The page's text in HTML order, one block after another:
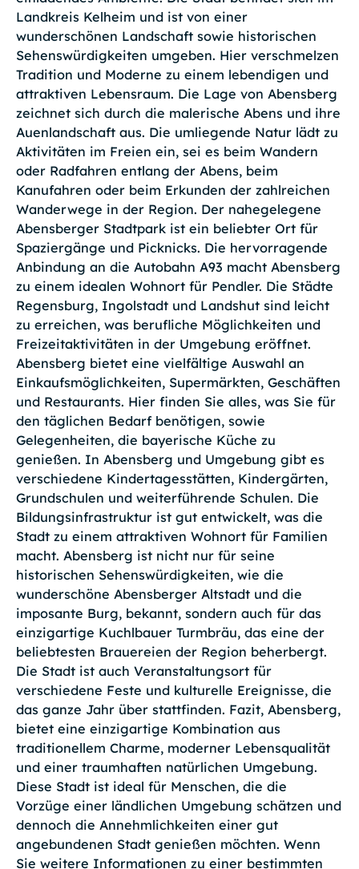
Landkreis Kelheim und ist von einer
wunderschönen Landschaft sowie historischen
Sehenswürdigkeiten umgeben. Hier verschmelzen
Tradition und Moderne zu einem lebendigen und
attraktiven Lebensraum. Die Lage von Abensberg
zeichnet sich durch die malerische Abens und ihre
Auenlandschaft aus. Die umliegende Natur lädt zu
Aktivitäten im Freien ein, sei es beim Wandern
oder Radfahren entlang der Abens, beim
Kanufahren oder beim Erkunden der zahlreichen
Wanderwege in der Region. Der nahegelegene
Abensberger Stadtpark ist ein beliebter Ort für
Spaziergänge und Picknicks. Die hervorragende
Anbindung an die Autobahn A93 macht Abensberg
zu einem idealen Wohnort für Pendler. Die Städte
Regensburg, Ingolstadt und Landshut sind leicht
zu erreichen, was berufliche Möglichkeiten und
Freizeitaktivitäten in der Umgebung eröffnet.
Abensberg bietet eine vielfältige Auswahl an
Einkaufsmöglichkeiten, Supermärkten, Geschäften
und Restaurants. Hier finden Sie alles, was Sie für
den täglichen Bedarf benötigen, sowie
Gelegenheiten, die bayerische Küche zu
genießen. In Abensberg und Umgebung gibt es
verschiedene Kindertagesstätten, Kindergärten,
Grundschulen und weiterführende Schulen. Die
Bildungsinfrastruktur ist gut entwickelt, was die
Stadt zu einem attraktiven Wohnort für Familien
macht. Abensberg ist nicht nur für seine
historischen Sehenswürdigkeiten, wie die
wunderschöne Abensberger Altstadt und die
imposante Burg, bekannt, sondern auch für das
einzigartige Kuchlbauer Turmbräu, das eine der
beliebtesten Brauereien der Region beherbergt.
Die Stadt ist auch Veranstaltungsort für
verschiedene Feste und kulturelle Ereignisse, die
das ganze Jahr über stattfinden. Fazit, Abensberg,
bietet eine einzigartige Kombination aus
traditionellem Charme, moderner Lebensqualität
und einer traumhaften natürlichen Umgebung.
Diese Stadt ist ideal für Menschen, die die
Vorzüge einer ländlichen Umgebung schätzen und
dennoch die Annehmlichkeiten einer gut
angebundenen Stadt genießen möchten. Wenn
Sie weitere Informationen zu einer bestimmten